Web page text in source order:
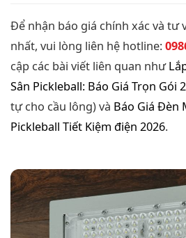
Để nhận báo giá chính xác và tư
nhất, vui lòng liên hệ hotline:
cập các bài viết liên quan như
Sân Pickleball: Báo Giá Trọn Gói
tự cho cầu lông) và Báo Giá Đèn
Pickleball Tiết Kiệm điện 2026.